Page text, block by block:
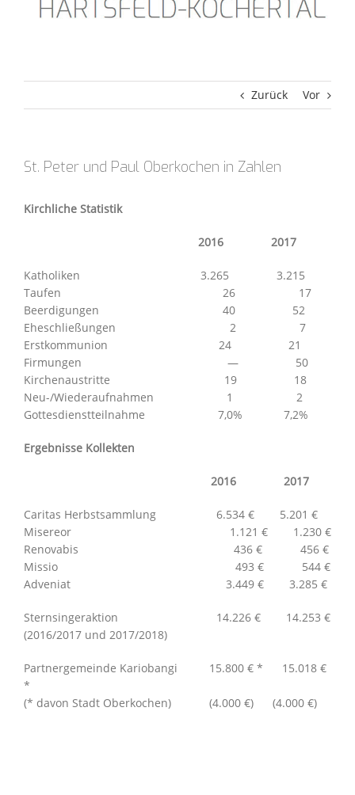
Zurück Vor
St. Peter und Paul Oberkochen in Zahlen
Kirchliche Statistik
2016 2017
Katholiken 3.265 3.215
Taufen 26 17
Beerdigungen 40 52
Eheschließungen 2 7
Erstkommunion 24 21
Firmungen — 50
Kirchenaustritte 19 18
Neu-/Wiederaufnahmen 1 2
Gottesdienstteilnahme 7,0% 7,2%
Ergebnisse Kollekten
2016 2017
Caritas Herbstsammlung 6.534 € 5.201 €
Misereor 1.121 € 1.230 €
Renovabis 436 € 456 €
Missio 493 € 544 €
Adveniat 3.449 € 3.285 €
Sternsingeraktion 14.226 € 14.253 €
(2016/2017 und 2017/2018)
Partnergemeinde Kariobangi 15.800 € * 15.018 €
*
(* davon Stadt Oberkochen) (4.000 €) (4.000 €)